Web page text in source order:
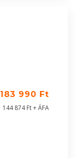
183 990 Ft
144 874 Ft + ÁFA